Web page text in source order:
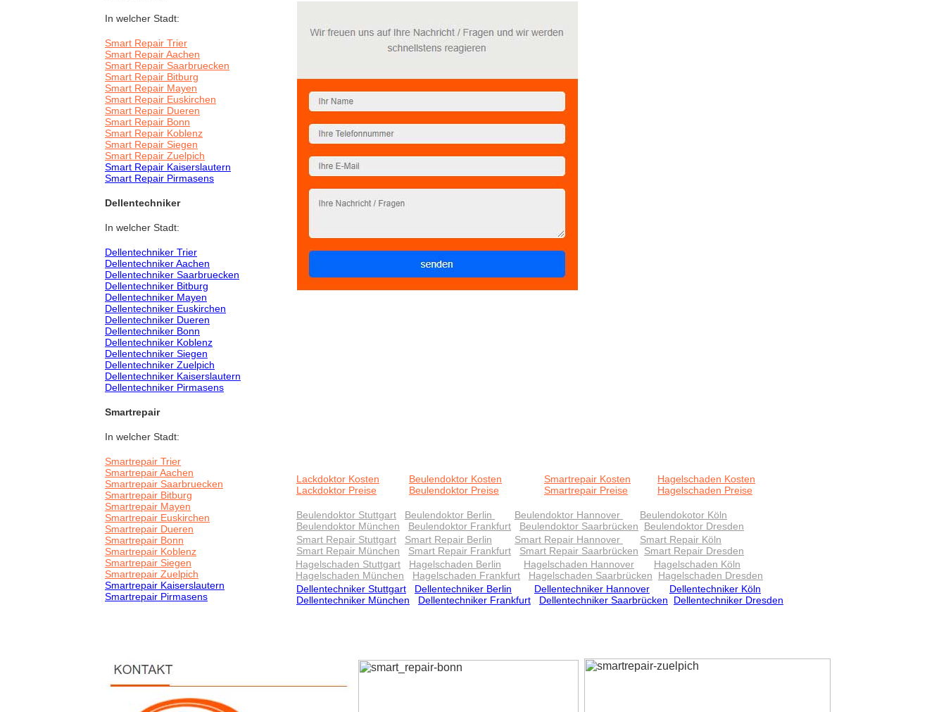
In welcher Stadt:
Smart Repair Trier
Smart Repair Aachen
Smart Repair Saarbruecken
Smart Repair Bitburg
Smart Repair Mayen
Smart Repair Euskirchen
Smart Repair Dueren
Smart Repair Bonn
Smart Repair Koblenz
Smart Repair Siegen
Smart Repair Zuelpich
Smart Repair Kaiserslautern
Smart Repair Pirmasens
Dellentechniker
In welcher Stadt:
Dellentechniker Trier
Dellentechniker Aachen
Dellentechniker Saarbruecken
Dellentechniker Bitburg
Dellentechniker Mayen
Dellentechniker Euskirchen
Dellentechniker Dueren
Dellentechniker Bonn
Dellentechniker Koblenz
Dellentechniker Siegen
Dellentechniker Zuelpich
Dellentechniker Kaiserslautern
Dellentechniker Pirmasens
Smartrepair
In welcher Stadt:
Smartrepair Trier
Smartrepair Aachen
Smartrepair Saarbruecken
Smartrepair Bitburg
Smartrepair Mayen
Smartrepair Euskirchen
Smartrepair Dueren
Smartrepair Bonn
Smartrepair Koblenz
Smartrepair Siegen
Smartrepair Zuelpich
Smartrepair Kaiserslautern
Smartrepair Pirmasens
Lackdoktor Kosten
Lackdoktor Preise
Beulendoktor Kosten
Beulendoktor Preise
Smartrepair Kosten
Smartrepair Preise
Hagelschaden Kosten
Hagelschaden Preise
Beulendoktor Stuttgart Beulendoktor Berlin Beulendoktor Hannover
Beulendokotor Köln
Beulendoktor München
Beulendoktor Frankfurt Beulendoktor Saarbrücken
Beulendoktor Dresden
Smart Repair Stuttgart
Smart Repair Berlin Smart Repair Hannover
Smart Repair Köln
Smart Repair München
Smart Repair Frankfurt Smart Repair Saarbrücken
Smart Repair Dresden
Hagelschaden Stuttgart
Hagelschaden Berlin Hagelschaden Hannover
Hagelschaden Köln
Hagelschaden München
Hagelschaden Frankfurt Hagelschaden Saarbrücken
Hagelschaden Dresden
Dellentechniker Stuttgart
Dellentechniker Berlin Dellentechniker Hannover
Dellentechniker Köln
Dellentechniker München
Dellentechniker Frankfurt Dellentechniker Saarbrücken Dellentechniker Dresden